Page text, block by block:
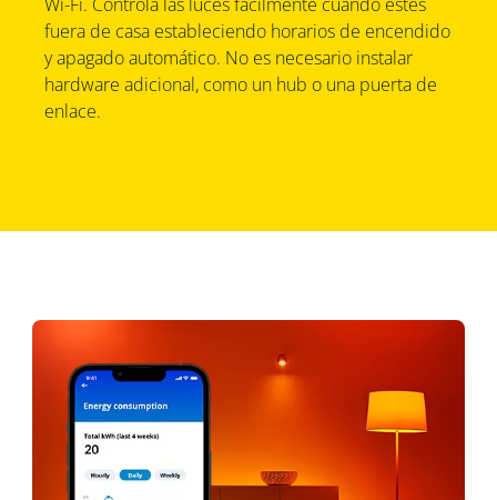
fuera de casa estableciendo horarios de encendido
y apagado automático. No es necesario instalar
hardware adicional, como un hub o una puerta de
enlace.